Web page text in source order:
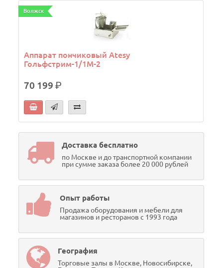
Волжск
Аппарат пончиковый Atesy
Гольфстрим-1/1М-2
70 199р.
Доставка бесплатно
по Москве и до транспортной компании
при сумме заказа более 20 000 рублей
Опыт работы
Продажа оборудования и мебели для
магазинов и ресторанов с 1993 года
География
Торговые залы в Москве, Новосибирске,